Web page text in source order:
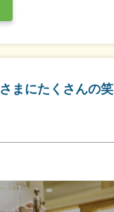
まにたくさんの笑